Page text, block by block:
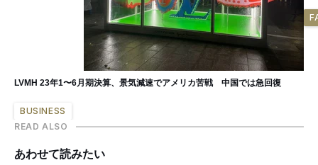
LVMH 23年1〜6月期決算、景気減速でアメリカ苦戦 中国では急回復
BUSINESS
READ ALSO
あわせて読みたい